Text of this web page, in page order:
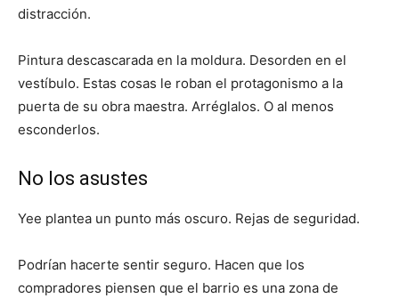
distracción.
Pintura descascarada en la moldura. Desorden en el
vestíbulo. Estas cosas le roban el protagonismo a la
puerta de su obra maestra. Arréglalos. O al menos
esconderlos.
No los asustes
Yee plantea un punto más oscuro. Rejas de seguridad.
Podrían hacerte sentir seguro. Hacen que los
compradores piensen que el barrio es una zona de